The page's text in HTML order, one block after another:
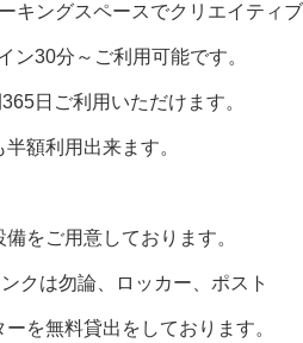
キングスペースでクリエイティ
ン30分～ご利用可能です。
日ご利用いただけます。
額利用出来ます。
をご用意しております。
クは勿論、ロッカー、ポスト
を無料貸出をしております。